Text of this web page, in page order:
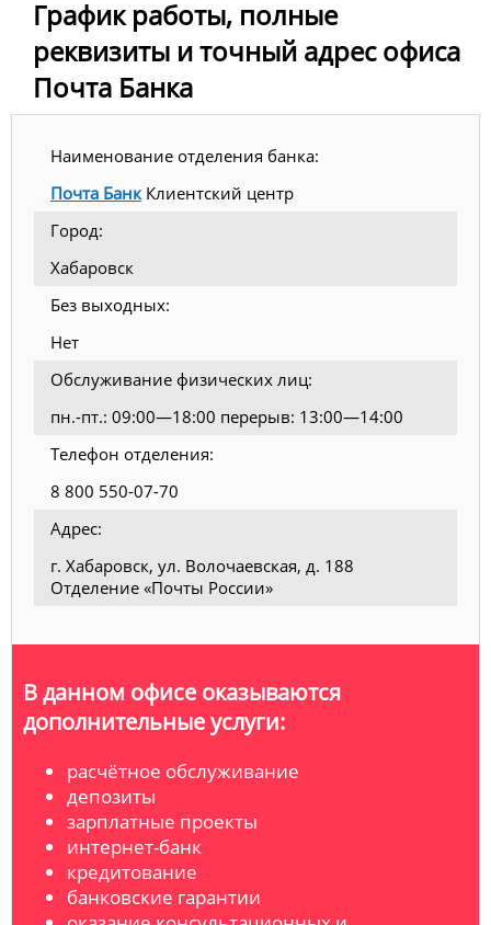
График работы, полные
реквизиты и точный адрес офиса
Почта Банка
Наименование отделения банка:
Почта БанкКлиентский центр
Город:
Хабаровск
Без выходных:
Нет
Обслуживание физических лиц:
пн.-пт.: 09:00—18:00 перерыв: 13:00—14:00
Телефон отделения:
8 800 550-07-70
Адрес:
г. Хабаровск, ул. Волочаевская, д. 188
Отделение «Почты России»
В данном офисе оказываются
дополнительные услуги:
расчётное обслуживание
депозиты
зарплатные проекты
интернет-банк
кредитование
банковские гарантии